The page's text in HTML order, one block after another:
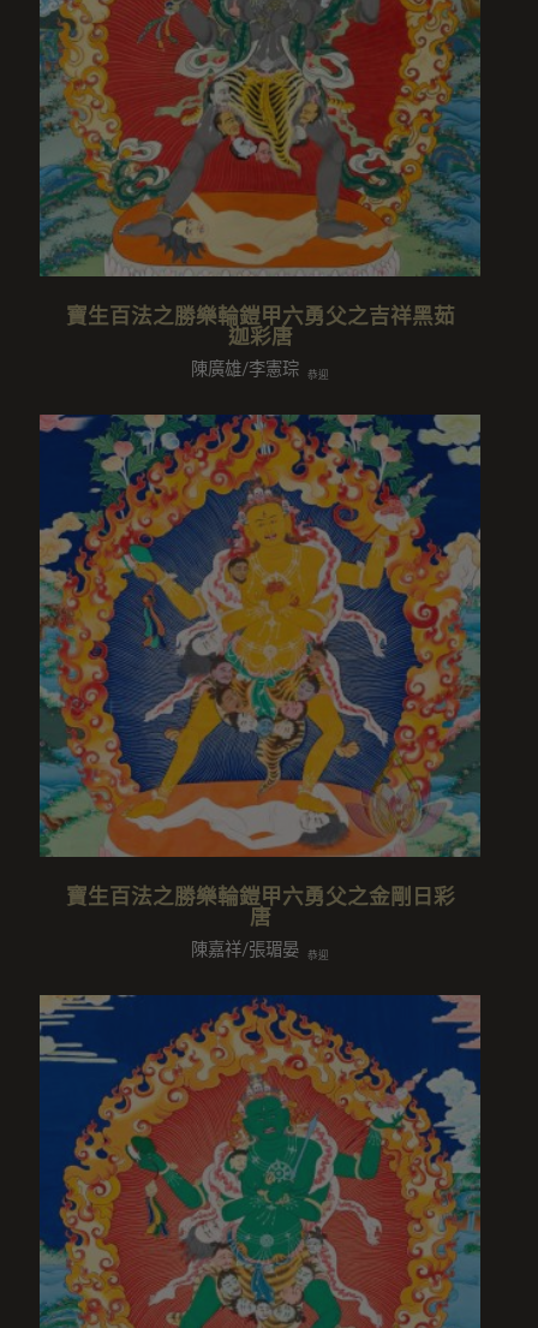
寶生百法之勝樂輪鎧甲六勇父之吉祥黑茹
迦彩唐
陳廣雄/李憲琮 恭迎
寶生百法之勝樂輪鎧甲六勇父之金剛日彩
唐
陳嘉祥/張瑂晏 恭迎